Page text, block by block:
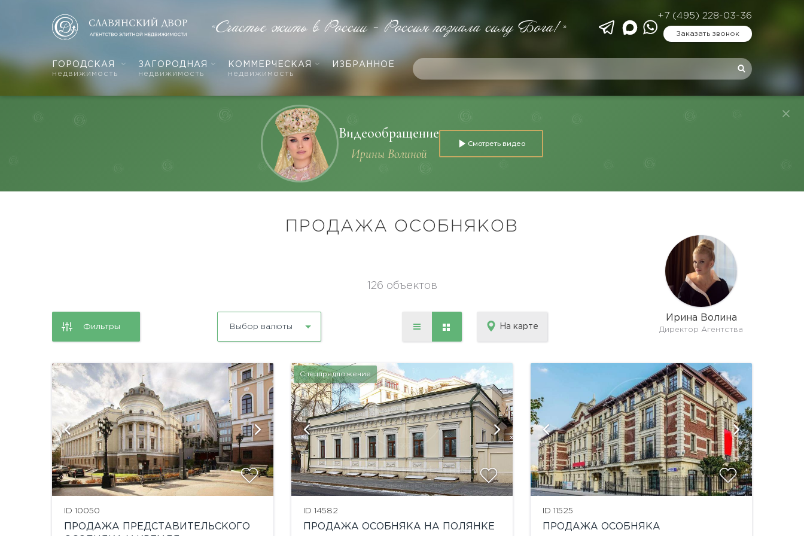
ГОРОДСКАЯ
недвижимость
ЗАГОРОДНАЯ
недвижимость
КОММЕРЧЕСКАЯ
недвижимость
ИЗБРАННОЕ
«Счастье жить в России - Россия познала силу Бога!»
+7 (495) 228-03-36
Заказать звонок
Видеообращение
Ирины Волиной
Смотреть видео
ПРОДАЖА ОСОБНЯКОВ
126 объектов
Фильтры Выбор валюты На карте
Ирина Волина
Директор Агентства
ID 10050
ПРОДАЖА ПРЕДСТАВИТЕЛЬСКОГО
показать ещё 5 фотографий
Спецпредложение
ID 14582
ПРОДАЖА ОСОБНЯКА НА ПОЛЯНКЕ
ID 11525
ПРОДАЖА ОСОБНЯКА